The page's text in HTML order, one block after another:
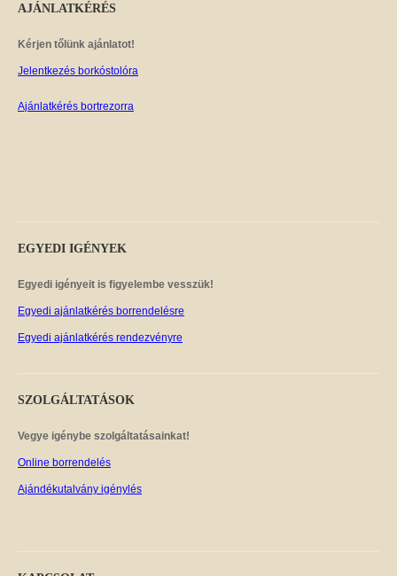
AJÁNLATKÉRÉS
Kérjen tőlünk ajánlatot!
Jelentkezés borkóstolóra
Ajánlatkérés bortrezorra
EGYEDI IGÉNYEK
Egyedi igényeit is figyelembe vesszük!
Egyedi ajánlatkérés borrendelésre
Egyedi ajánlatkérés rendezvényre
SZOLGÁLTATÁSOK
Vegye igénybe szolgáltatásainkat!
Online borrendelés
Ajándékutalvány igénylés